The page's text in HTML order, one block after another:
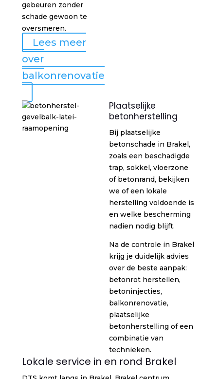
gebeuren zonder
schade gewoon te
oversmeren.
Lees meer
over
balkonrenovatie
Plaatselijke
betonherstelling
Bij plaatselijke
betonschade in Brakel,
zoals een beschadigde
trap, sokkel, vloerzone
of betonrand, bekijken
we of een lokale
herstelling voldoende is
en welke bescherming
nadien nodig blijft.
Na de controle in Brakel
krijg je duidelijk advies
over de beste aanpak:
betonrot herstellen,
betoninjecties,
balkonrenovatie,
plaatselijke
betonherstelling of een
combinatie van
technieken.
Lokale service in en rond Brakel